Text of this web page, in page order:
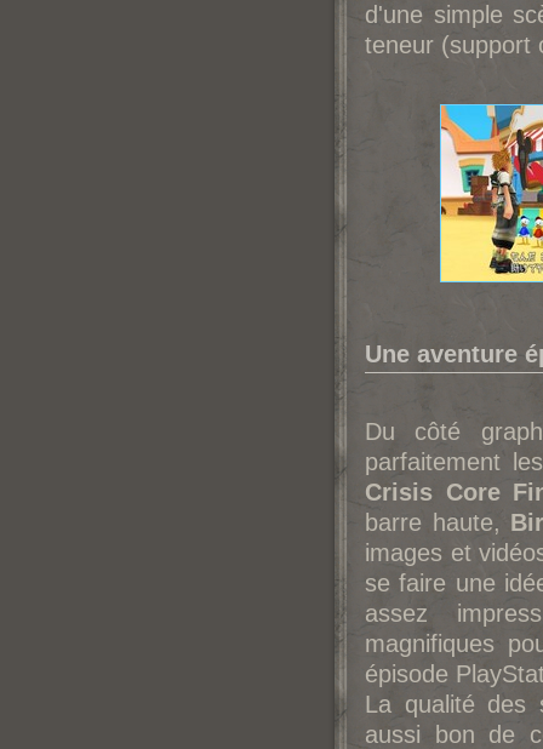
d'une simple
teneur (support
Une aventure
Du côté
parfaitement
Crisis Core
barre haute,
images et
se faire une
assez
magnifiques
épisode
La qualité des
aussi bon de